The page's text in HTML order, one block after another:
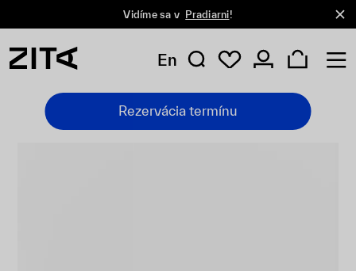
Vidíme sa v Pradiarni!
En
Rezervácia termínu